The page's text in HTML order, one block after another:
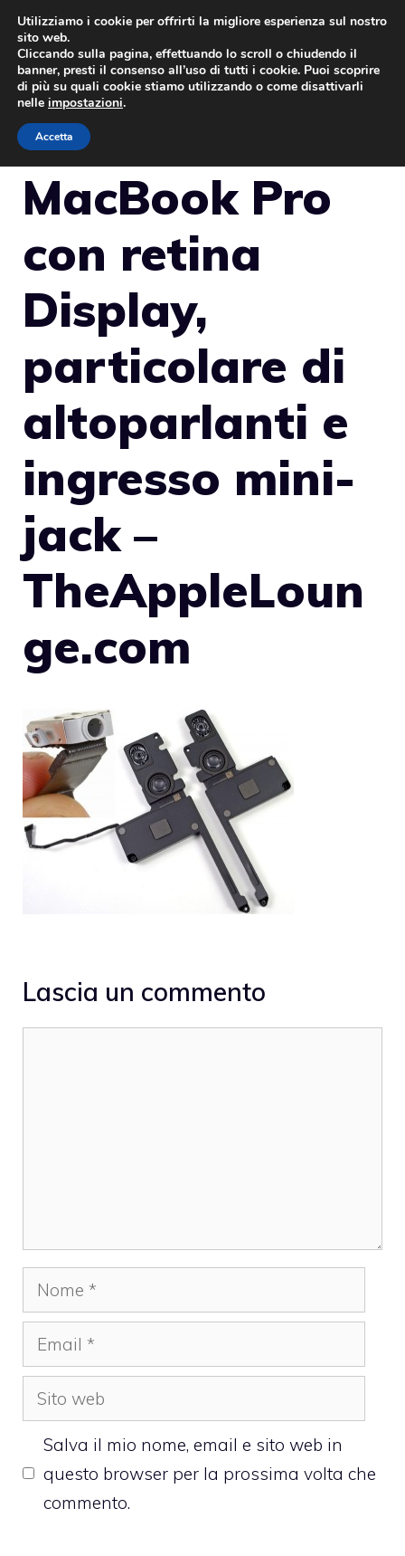
Vai
contenuto
MacBook Pro
con retina
Display,
particolare di
altoparlanti e
ingresso mini-
jack –
TheAppleLoun
ge.com
Lascia un commento
Nome
Email
Sito
web
Salva il mio nome, email e sito web in
questo browser per la prossima volta che
commento.
Utilizziamo i cookie per offrirti la migliore esperienza sul nostro
sito web.
Cliccando sulla pagina, effettuando lo scroll o chiudendo il
banner, presti il consenso all’uso di tutti i cookie. Puoi scoprire
di più su quali cookie stiamo utilizzando o come disattivarli
nelle impostazioni.
Accetta